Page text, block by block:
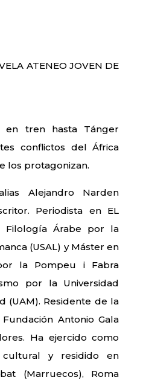
ATENEO JOVEN DE
tren hasta Tánger
conflictos del África
los protagonizan.
Alejandro Narden
Periodista en EL
Filología Árabe por la
(USAL) y Máster en
la Pompeu i Fabra
por la Universidad
(UAM). Residente de la
Antonio Gala
Ha ejercido como
y residido en
(Marruecos), Roma